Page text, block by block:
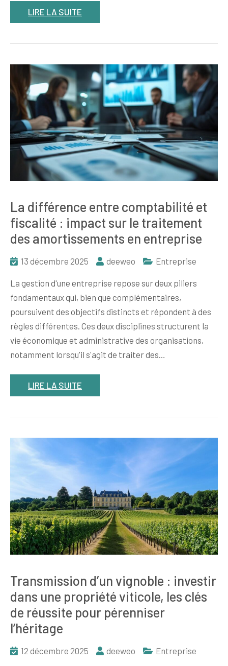
LIRE LA SUITE
La différence entre comptabilité et
fiscalité : impact sur le traitement
des amortissements en entreprise
13 décembre 2025 deeweo Entreprise
La gestion d'une entreprise repose sur deux piliers
fondamentaux qui, bien que complémentaires,
poursuivent des objectifs distincts et répondent à des
règles différentes. Ces deux disciplines structurent la
vie économique et administrative des organisations,
notamment lorsqu'il s'agit de traiter des…
LIRE LA SUITE
Transmission d’un vignoble : investir
dans une propriété viticole, les clés
de réussite pour pérenniser
l’héritage
12 décembre 2025 deeweo Entreprise